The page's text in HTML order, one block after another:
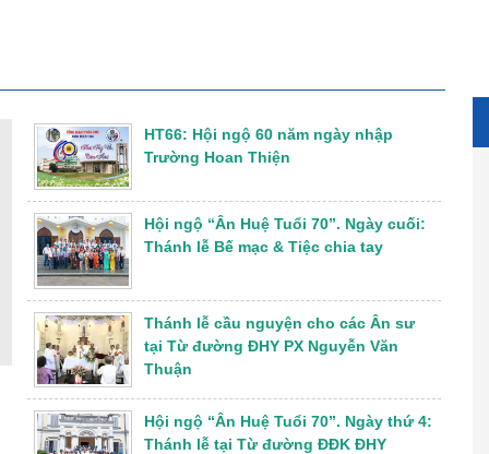
HT66: Hội ngộ 60 năm ngày nhập
Trường Hoan Thiện
Hội ngộ “Ân Huệ Tuổi 70”. Ngày cuối:
Thánh lễ Bế mạc & Tiệc chia tay
Thánh lễ cầu nguyện cho các Ân sư
tại Từ đường ĐHY PX Nguyễn Văn
Thuận
Hội ngộ “Ân Huệ Tuổi 70”. Ngày thứ 4:
Thánh lễ tại Từ đường ĐĐK ĐHY